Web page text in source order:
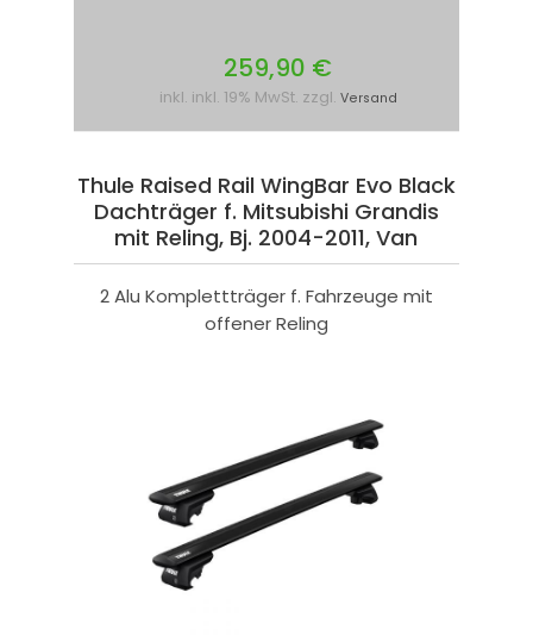
259,90 €
inkl. inkl. 19% MwSt. zzgl. Versand
Thule Raised Rail WingBar Evo Black
Dachträger f. Mitsubishi Grandis
mit Reling, Bj. 2004-2011, Van
2 Alu Komplettträger f. Fahrzeuge mit
offener Reling